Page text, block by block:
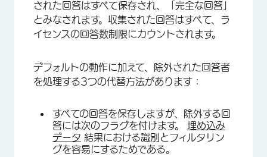
除外された回答の集計を許可
クアルトリクスメーラーで除外を使用する
された回答はすべて保存され、「完全な回答」
とみなされます。収集された回答はすべて、ラ
イセンスの回答数制限にカウントされます。
デフォルトの動作に加えて、除外された回答者
を処理する3つの代替方法があります：
すべての回答を保存しますが、除外する回
答には次のフラグを付けます。 埋め込み
データ 結果における識別とフィルタリン
グを容易にするためである。